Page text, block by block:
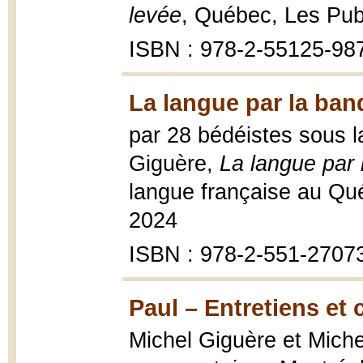
levée, Québec, Les
ISBN : 978-2-55125-
La langue par la
par 28 bédéistes sous
Giguère, La langue par
langue française au
2024
ISBN : 978-2-551-
Paul – Entretiens et
Michel Giguère et